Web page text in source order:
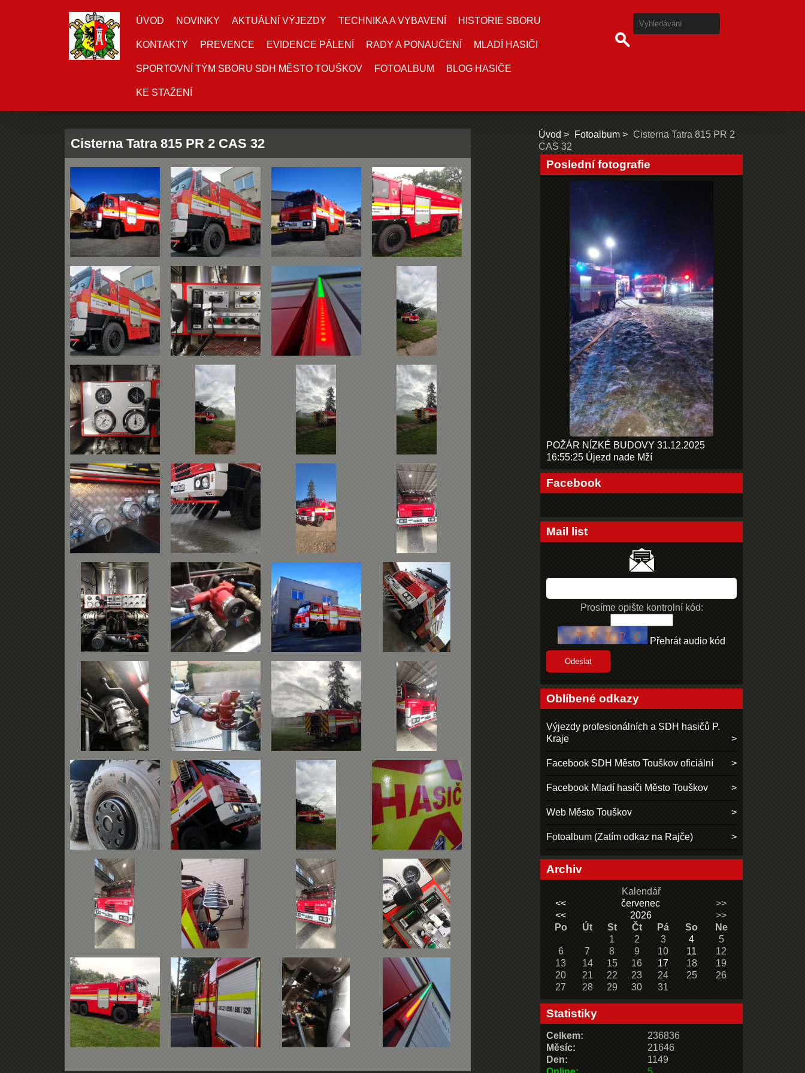
ÚVOD NOVINKY AKTUÁLNÍ VÝJEZDY TECHNIKA A VYBAVENÍ HISTORIE SBORU
KONTAKTY PREVENCE EVIDENCE PÁLENÍ RADY A PONAUČENÍ MLADÍ HASIČI
SPORTOVNÍ TÝM SBORU SDH MĚSTO TOUŠKOV FOTOALBUM BLOG HASIČE
KE STAŽENÍ
Cisterna Tatra 815 PR 2 CAS 32
Úvod Fotoalbum
Cisterna Tatra 815 PR 2
CAS 32
Poslední fotografie
POŽÁR NÍZKÉ BUDOVY 31.12.2025
16:55:25 Újezd nade Mží
Facebook
Mail list
Prosíme opište kontrolní kód:
Přehrát audio kód
Oblíbené odkazy
Výjezdy profesionálních a SDH hasičů P.
Kraje
Facebook SDH Město Touškov oficiální
Facebook Mladí hasiči Město Touškov
Web Město Touškov
Fotoalbum (Zatím odkaz na Rajče)
Archiv
Kalendář
<<
červenec
>>
<<
2026
>>
Po
Út St Čt Pá So
Ne
1
2 3 4
5
6
7 8 9 10 11
12
13
14 15 16 17 18
19
20
21 22 23 24 25
26
27
28 29 30 31
Statistiky
Celkem:
236836
Měsíc:
21646
Den:
1149